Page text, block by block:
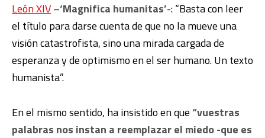
León XIV–‘Magnifica humanitas’-: “Basta con leer
el título para darse cuenta de que no la mueve una
visión catastrofista, sino una mirada cargada de
esperanza y de optimismo en el ser humano. Un texto
humanista”.
En el mismo sentido, ha insistido en que“vuestras
palabras nos instan a reemplazar el miedo -que es